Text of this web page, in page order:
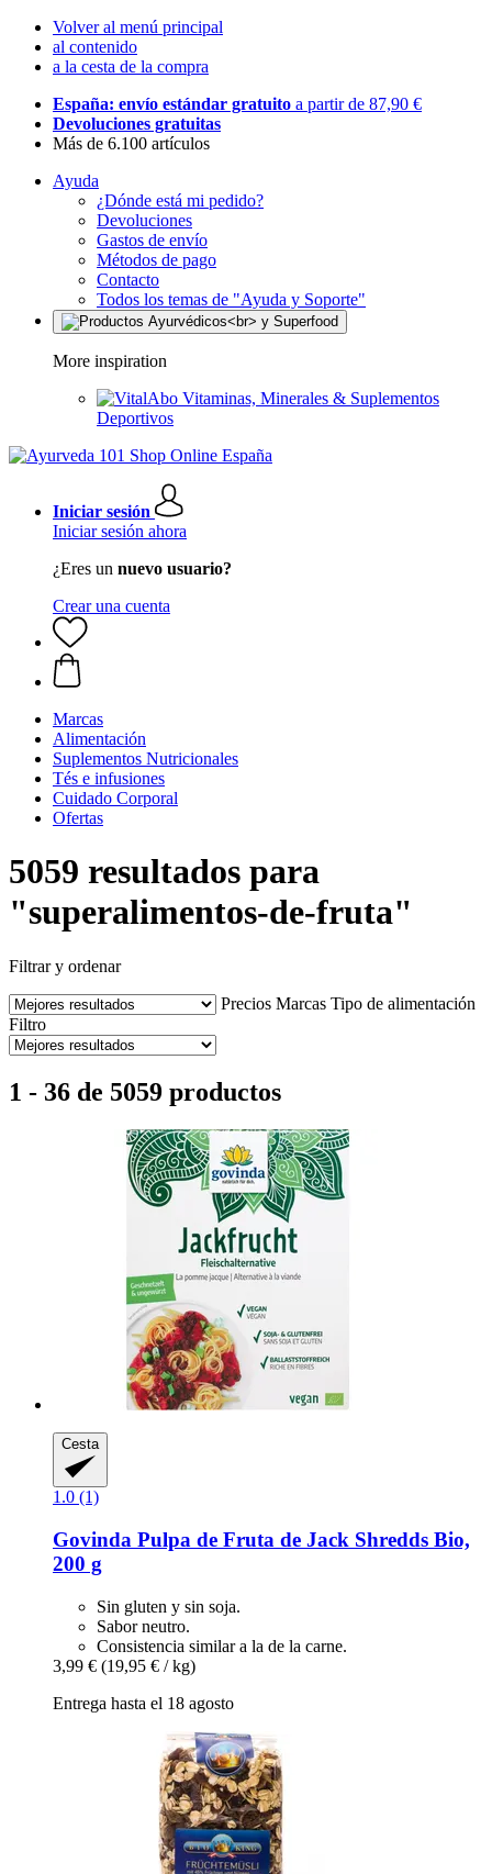
Volver al menú principal
al contenido
a la cesta de la compra
España: envío estándar gratuito a partir de 87,90 €
Devoluciones gratuitas
Más de 6.100 artículos
Ayuda
¿Dónde está mi pedido?
Devoluciones
Gastos de envío
Métodos de pago
Contacto
Todos los temas de "Ayuda y Soporte"
More inspiration
Vitaminas, Minerales & Suplementos
Deportivos
Iniciar sesión
Iniciar sesión ahora
¿Eres un nuevo usuario?
Crear una cuenta
Marcas
Alimentación
Suplementos Nutricionales
Tés e infusiones
Cuidado Corporal
Ofertas
5059 resultados para
"superalimentos-de-fruta"
Filtrar y ordenar
Precios Marcas Tipo de alimentación
Filtro
1 - 36 de 5059 productos
Cesta
1.0 (1)
Govinda Pulpa de Fruta de Jack Shredds Bio,
200 g
Sin gluten y sin soja.
Sabor neutro.
Consistencia similar a la de la carne.
3,99 € (19,95 € / kg)
Entrega hasta el 18 agosto